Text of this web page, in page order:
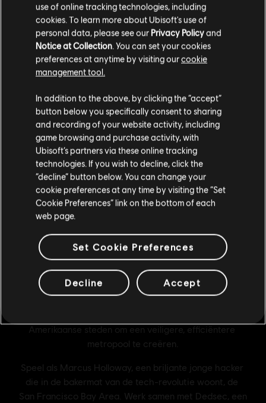
Bezoek onze lokale Store om een aankoop te
kunnen doen.
Blijf op de huidige Store
Schakel over naar mijn lokale Store
use of online tracking technologies, including
cookies. To learn more about Ubisoft's use of
personal data, please see our Privacy Policyand
Notice at Collection. You can set your cookies
preferences at anytime by visiting ourcookie
management tool.
In addition to the above, by clicking the “accept”
button below you specifically consent to sharing
and recording of your website activity, including
game browsing and purchase activity, with
Ubisoft’s partners via these online tracking
technologies. If you wish to decline, click the
“decline” button below. You can change your
cookie preferences at any time by visiting the “Set
Cookie Preferences” link on the bottom of each
web page.
Set Cookie Preferences
Decline Accept